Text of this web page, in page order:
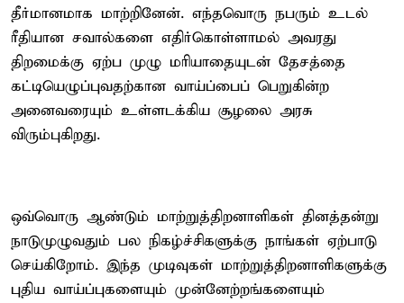
தீர்மானமாக மாற்றினேன். எந்தவொரு நபரும் உடல்
ரீதியான சவால்களை எதிர்கொள்ளாமல் அவரது
திறமைக்கு ஏற்ப முழு மரியாதையுடன் தேசத்தை
கட்டியெழுப்புவதற்கான வாய்ப்பைப் பெறுகின்ற
அனைவரையும் உள்ளடக்கிய சூழலை அரசு
விரும்புகிறது.
ஒவ்வொரு ஆண்டும் மாற்றுத்திறனாளிகள் தினத்தன்று
நாடுமுழுவதும் பல நிகழ்ச்சிகளுக்கு நாங்கள் ஏற்பாடு
செய்கிறோம். இந்த முடிவுகள் மாற்றுத்திறனாளிகளுக்கு
புதிய வாய்ப்புகளையும் முன்னேற்றங்களையும்